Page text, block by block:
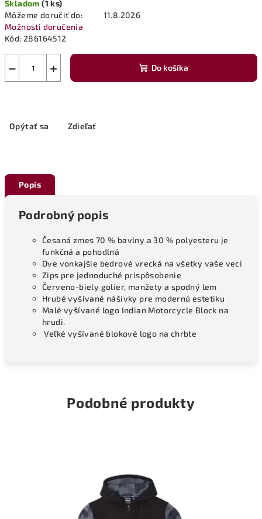
cena:
Skladom(1 ks)
Môžeme doručiť do:
11.8.2026
Možnosti doručenia
Kód: 286164512
+
− Do košíka
Opýtať sa Zdieľať
Popis
Podrobný popis
Česaná zmes 70 % bavlny a 30 % polyesteru je
funkčná a pohodlná
Dve vonkajšie bedrové vrecká na všetky vaše veci
Zips pre jednoduché prispôsobenie
Červeno-biely golier, manžety a spodný lem
Hrubé vyšívané nášivky pre modernú estetiku
Malé vyšívané logo Indian Motorcycle Block na
hrudi.
Veľké vyšívané blokové logo na chrbte
Podobné produkty